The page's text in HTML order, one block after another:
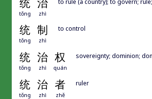
统 治
tǒng zhì
统 制
tǒng zhì
to control
统 治 权
tǒng zhì quán
sovereignty; dominion;
统 治 者
tǒng zhì zhě
ruler